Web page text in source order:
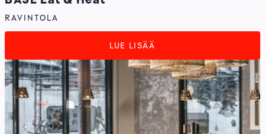
RAVINTOLA
LUE LISÄÄ